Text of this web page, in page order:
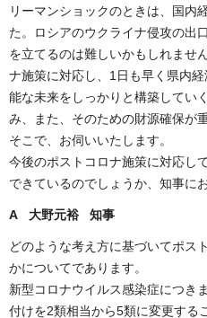
リーマンショックのときは、国内
た。ロシアのウクライナ侵攻の出
を立てるのは難しいかもしれませ
ナ施策に対応し、1日も早く県内
能な未来をしっかりと構築してい
み、また、そのための財源確保が
そこで、お伺いいたします。
今後のポストコロナ施策に対応し
できているのでしょうか、知事に
A 大野元裕 知事
どのような考え方に基づいてポス
かについてであります。
新型コロナウイルス感染症につき
付けを2類相当から5類に変更する